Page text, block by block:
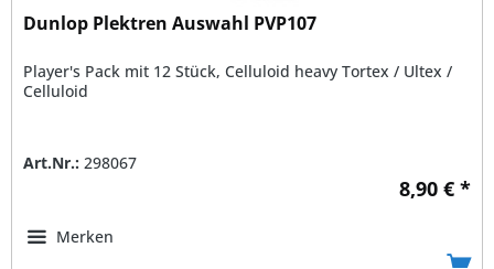
Dunlop Plektren Auswahl PVP107
Player's Pack mit 12 Stück, Celluloid heavy Tortex / Ultex /
Celluloid
Art.Nr.: 298067
8,90 € *
Merken